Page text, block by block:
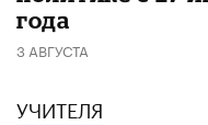
года
3 АВГУСТА
УЧИТЕЛЯ